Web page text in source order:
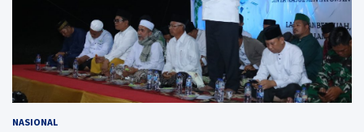
NASIONAL